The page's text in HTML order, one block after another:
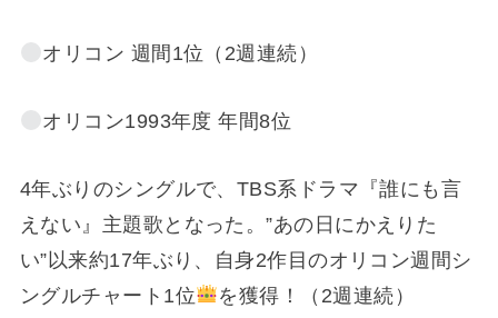
オリコン 週間1位（2週連続）
オリコン1993年度 年間8位
4年ぶりのシングルで、TBS系ドラマ『誰にも言
えない』主題歌となった。”あの日にかえりた
い”以来約17年ぶり、自身2作目のオリコン週間シ
ングルチャート1位
を獲得！（2週連続）